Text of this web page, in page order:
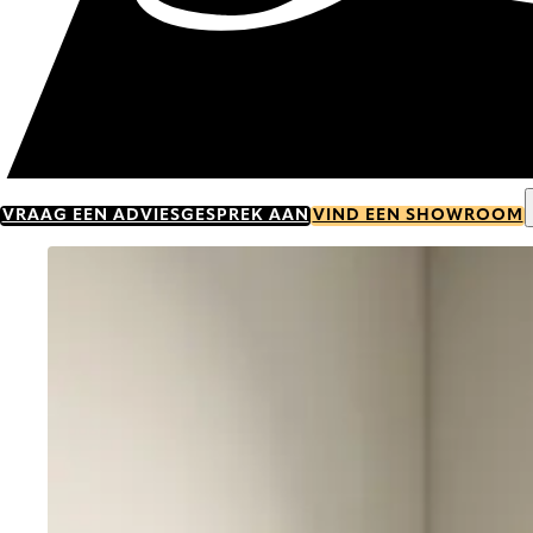
VRAAG EEN ADVIESGESPREK AAN VIND EEN SHOWROOM
Go to item 0